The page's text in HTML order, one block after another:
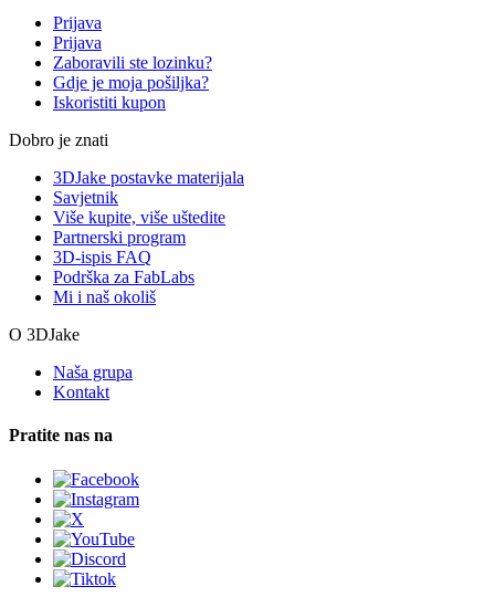
Prijava
Prijava
Zaboravili ste lozinku?
Gdje je moja pošiljka?
Iskoristiti kupon
Dobro je znati
3DJake postavke materijala
Savjetnik
Više kupite, više uštedite
Partnerski program
3D-ispis FAQ
Podrška za FabLabs
Mi i naš okoliš
O 3DJake
Naša grupa
Kontakt
Pratite nas na